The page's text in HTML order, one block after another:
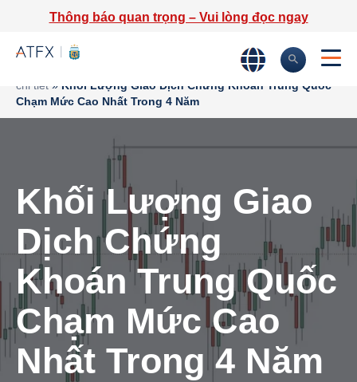
Thông báo quan trọng – Vui lòng đọc ngay
Tin tức thị trường & Thông tin
chi tiết » Khối Lượng Giao Dịch Chứng Khoán Trung Quốc
Chạm Mức Cao Nhất Trong 4 Năm
Khối Lượng Giao
Dịch Chứng
Khoán Trung Quốc
Chạm Mức Cao
Nhất Trong 4 Năm